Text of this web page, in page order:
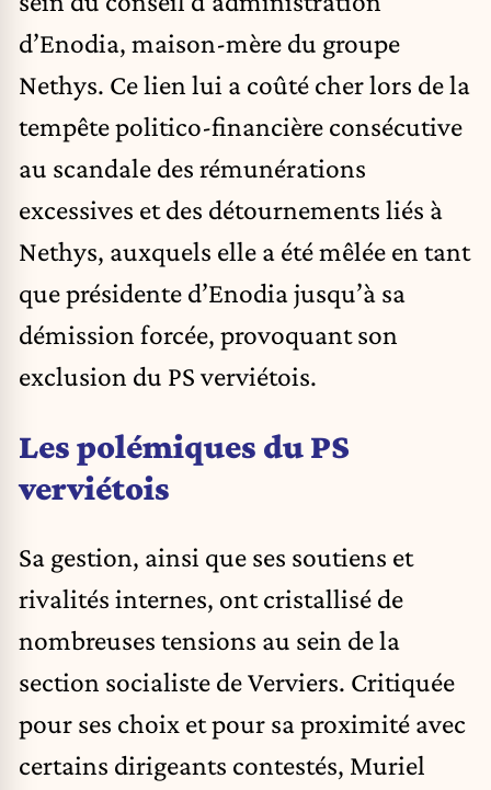
d’Enodia, maison-mère du groupe
Nethys. Ce lien lui a coûté cher lors de la
tempête politico-financière consécutive
au scandale des rémunérations
excessives et des détournements liés à
Nethys, auxquels elle a été mêlée en tant
que présidente d’Enodia jusqu’à sa
démission forcée, provoquant son
exclusion du PS verviétois.
Les polémiques du PS
verviétois
Sa gestion, ainsi que ses soutiens et
rivalités internes, ont cristallisé de
nombreuses tensions au sein de la
section socialiste de Verviers. Critiquée
pour ses choix et pour sa proximité avec
certains dirigeants contestés, Muriel